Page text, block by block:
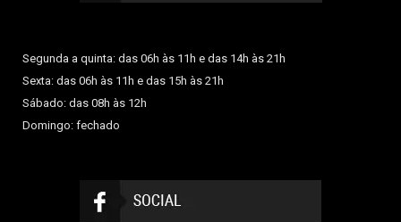
Segunda a quinta: das 06h às 11h e das 14h às 21h
Sexta: das 06h às 11h e das 15h às 21h
Sábado: das 08h às 12h
Domingo: fechado